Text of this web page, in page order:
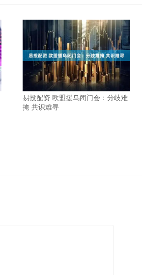
易投配资 欧盟援乌闭门会：分歧难
掩 共识难寻